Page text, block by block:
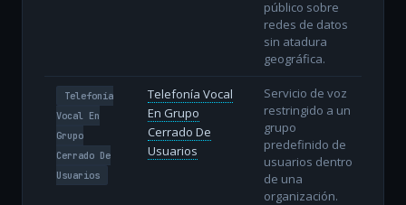
público sobre
redes de datos
sin atadura
geográfica.
Telefonía
Vocal En
Grupo
Cerrado De
Usuarios
Telefonía Vocal
En Grupo
Cerrado De
Usuarios
Servicio de voz
restringido a un
grupo
predefinido de
usuarios dentro
de una
organización.